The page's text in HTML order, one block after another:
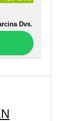
Dvs.